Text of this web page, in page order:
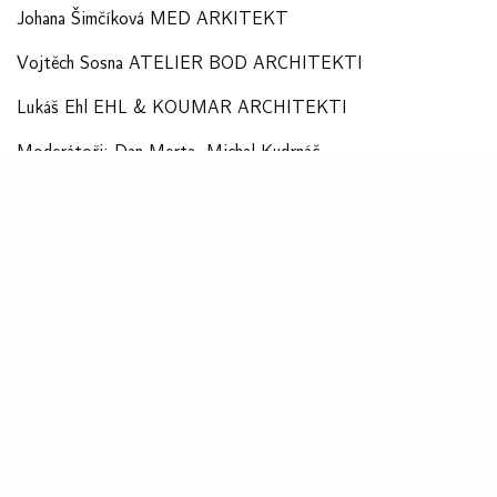
Johana Šimčíková MED ARKITEKT
Vojtěch Sosna ATELIER BOD ARCHITEKTI
Lukáš Ehl EHL & KOUMAR ARCHITEKTI
Moderátoři: Dan Merta, Michal Kudrnáč